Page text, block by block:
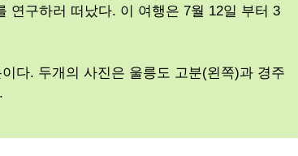
연구하러 떠났다. 이 여행은 7월 12일 부터 3
다. 두개의 사진은 울릉도 고분(왼쪽)과 경주